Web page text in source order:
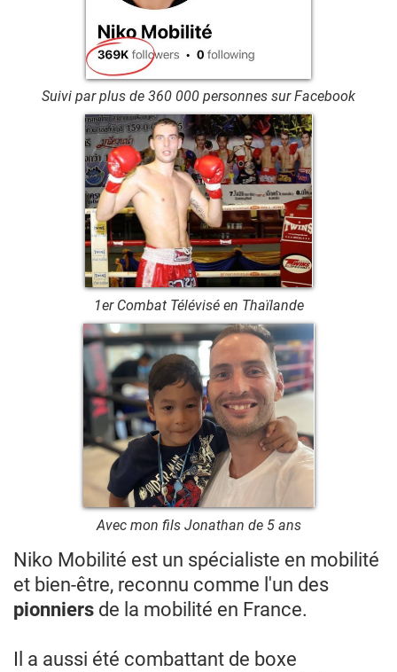
Suivi par plus de 360 000 personnes sur Facebook
1er Combat Télévisé en Thaïlande
Avec mon fils Jonathan de 5 ans
Niko Mobilité est un spécialiste en mobilité
et bien-être, reconnu comme l'un des
pionniers de la mobilité en France.
Il a aussi été combattant de boxe